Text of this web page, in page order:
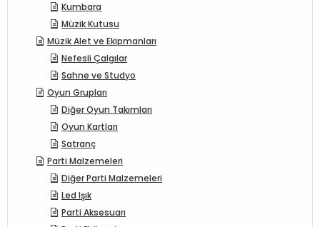
Kumbara
Müzik Kutusu
Müzik Alet ve Ekipmanları
Nefesli Çalgılar
Sahne ve Studyo
Oyun Grupları
Diğer Oyun Takımları
Oyun Kartları
Satranç
Parti Malzemeleri
Diğer Parti Malzemeleri
Led Işık
Parti Aksesuarı